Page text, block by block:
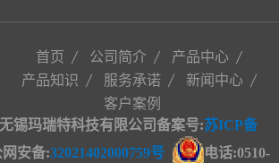
首页 公司简介
产品中心
产品知识
服务承诺
新闻中心
客户案例
锡玛瑞特科技有限公司备案号:苏ICP备
网安备:32021402000759号 电话:0510-